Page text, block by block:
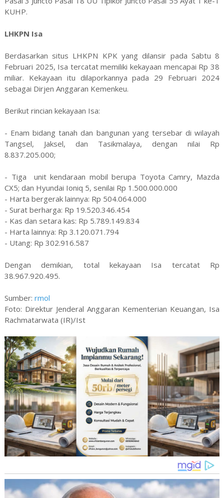
KUHP.
LHKPN Isa
Berdasarkan situs LHKPN KPK yang dilansir pada Sabtu 8
Februari 2025, Isa tercatat memiliki kekayaan mencapai Rp 38
miliar. Kekayaan itu dilaporkannya pada 29 Februari 2024
sebagai Dirjen Anggaran Kemenkeu.
Berikut rincian kekayaan Isa:
- Enam bidang tanah dan bangunan yang tersebar di wilayah
Tangsel, Jaksel, dan Tasikmalaya, dengan nilai Rp
8.837.205.000;
- Tiga unit kendaraan mobil berupa Toyota Camry, Mazda
CX5; dan Hyundai Ioniq 5, senilai Rp 1.500.000.000
- Harta bergerak lainnya: Rp 504.064.000
- Surat berharga: Rp 19.520.346.454
- Kas dan setara kas: Rp 5.789.149.834
- Harta lainnya: Rp 3.120.071.794
- Utang: Rp 302.916.587
Dengan demikian, total kekayaan Isa tercatat Rp
38.967.920.495.
Sumber: rmol
Foto: Direktur Jenderal Anggaran Kementerian Keuangan, Isa
Rachmatarwata (IR)/Ist